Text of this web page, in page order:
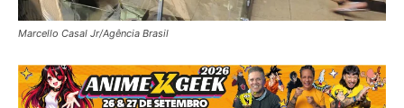
Marcello Casal Jr/Agência Brasil